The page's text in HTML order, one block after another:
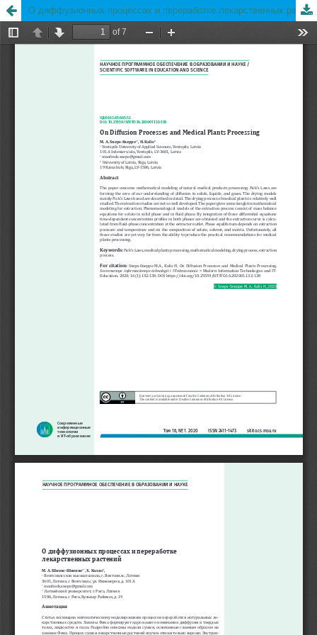
О диффузионных процессах и переработке лекарственных растений